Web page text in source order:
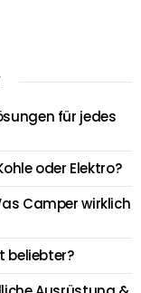
für jedes
oder Elektro?
Camper wirklich
beliebter?